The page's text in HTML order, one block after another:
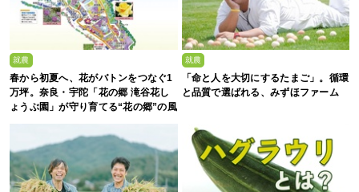
就農
春から初夏へ、花がバトンをつなぐ1
万坪。奈良・宇陀「花の郷 滝谷花し
ょうぶ園」が守り育てる“花の郷”の風
就農
「命と人を大切にするたまご」。循環
と品質で選ばれる、みずほファーム